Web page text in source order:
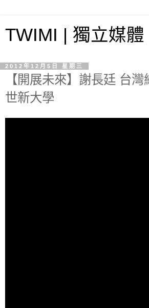
TWIMI | 獨立媒體
2012年12月5日 星期三
【開展未來】謝長廷 台
世新大學